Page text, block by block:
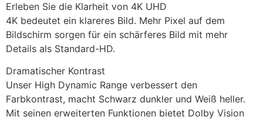
Erleben Sie die Klarheit von 4K UHD
4K bedeutet ein klareres Bild. Mehr Pixel auf dem
Bildschirm sorgen für ein schärferes Bild mit mehr
Details als Standard-HD.
Dramatischer Kontrast
Unser High Dynamic Range verbessert den
Farbkontrast, macht Schwarz dunkler und Weiß heller.
Mit seinen erweiterten Funktionen bietet Dolby Vision